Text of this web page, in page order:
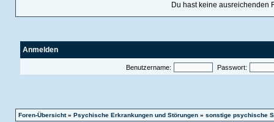
Du hast keine ausreichenden
Anmelden
Benutzername: Passwort:
Foren-Übersicht» Psychische Erkrankungen und Störungen» sonstige psychische